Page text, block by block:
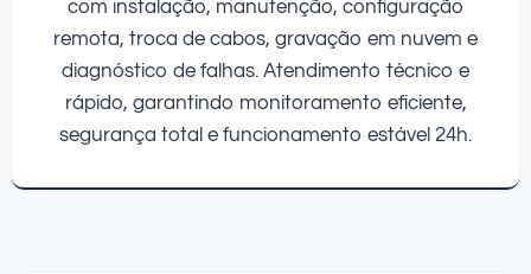
com instalação, manutenção, configuração
remota, troca de cabos, gravação em nuvem e
diagnóstico de falhas. Atendimento técnico e
rápido, garantindo monitoramento eficiente,
segurança total e funcionamento estável 24h.